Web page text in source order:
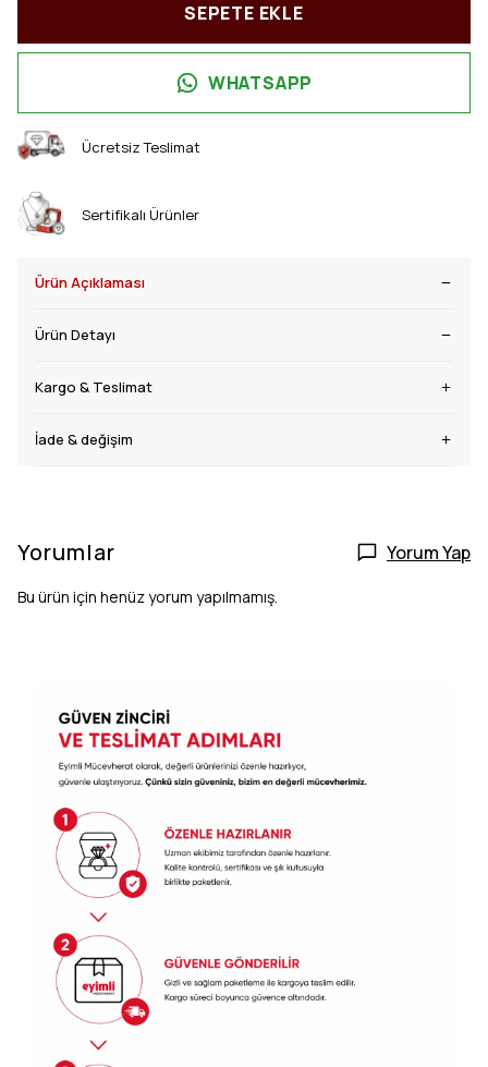
SEPETE EKLE
WHATSAPP
Ücretsiz Teslimat
Sertifikalı Ürünler
Ürün Açıklaması
Ürün Detayı
Kargo & Teslimat
İade & değişim
Yorumlar Yorum Yap
Bu ürün için henüz yorum yapılmamış.